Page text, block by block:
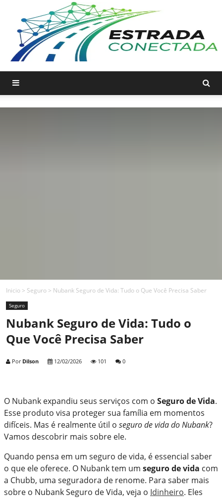
Inicio > Seguro > Nubank Seguro de Vida: Tudo o Que Você Precisa Saber
Seguro
Nubank Seguro de Vida: Tudo o
Que Você Precisa Saber
Por Dilson 12/02/2026 101 0
O Nubank expandiu seus serviços com o Seguro de Vida.
Esse produto visa proteger sua família em momentos
difíceis. Mas é realmente útil o seguro de vida do Nubank?
Vamos descobrir mais sobre ele.
Quando pensa em um seguro de vida, é essencial saber
o que ele oferece. O Nubank tem um seguro de vida com
a Chubb, uma seguradora de renome. Para saber mais
sobre o Nubank Seguro de Vida, veja o Idinheiro. Eles